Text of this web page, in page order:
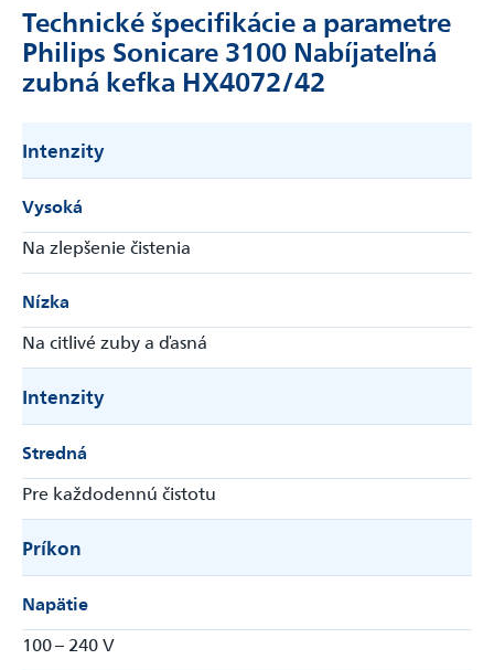
Technické špecifikácie a parametre
Philips Sonicare 3100 Nabíjateľná
zubná kefka HX4072/42
Intenzity
Vysoká
Na zlepšenie čistenia
Nízka
Na citlivé zuby a ďasná
Intenzity
Stredná
Pre každodennú čistotu
Príkon
Napätie
100 – 240 V